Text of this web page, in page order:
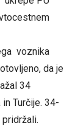
voznika
da je
34
Turčije. 34-